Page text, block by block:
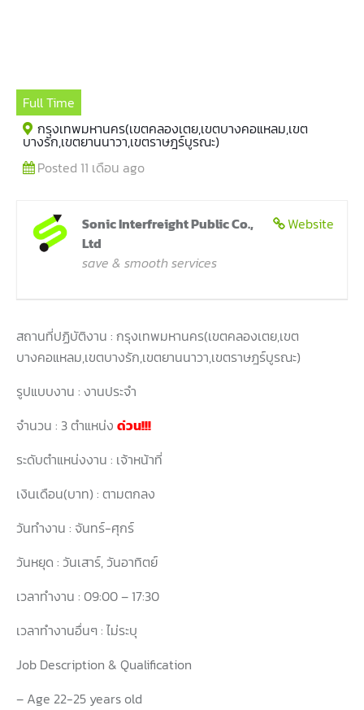
Full Time
กรุงเทพมหานคร(เขตคลองเตย,เขตบางคอแหลม,เขต
บางรัก,เขตยานนาวา,เขตราษฎร์บูรณะ)
Posted 11 เดือน ago
Website
Sonic Interfreight Public Co.,
Ltd
save & smooth services
สถานที่ปฏิบัติงาน : กรุงเทพมหานคร(เขตคลองเตย,เขต
บางคอแหลม,เขตบางรัก,เขตยานนาวา,เขตราษฎร์บูรณะ)
รูปแบบงาน : งานประจำ
จำนวน : 3 ตำแหน่ง ด่วน!!!
ระดับตำแหน่งงาน : เจ้าหน้าที่
เงินเดือน(บาท) : ตามตกลง
วันทำงาน : จันทร์-ศุกร์
วันหยุด : วันเสาร์, วันอาทิตย์
เวลาทำงาน : 09:00 – 17:30
เวลาทำงานอื่นๆ : ไม่ระบุ
Job Description & Qualification
– Age 22-25 years old